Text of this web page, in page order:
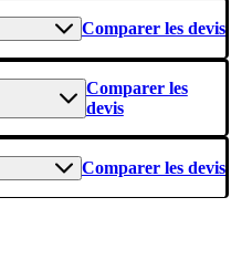
Comparer les devis
Comparer les
devis
Comparer les devis